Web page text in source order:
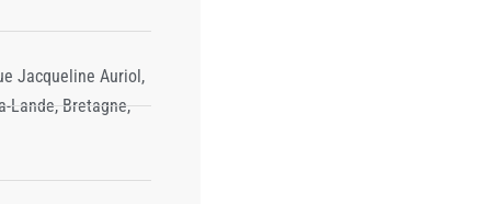
Jacqueline Auriol,
Lande, Bretagne,